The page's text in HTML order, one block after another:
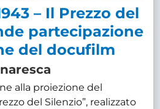
– Il Prezzo del
partecipazione
del docufilm
alla proiezione del
del Silenzio”, realizzato